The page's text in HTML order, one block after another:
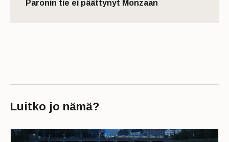
Paronin tie ei päättynyt Monzaan
Luitko jo nämä?